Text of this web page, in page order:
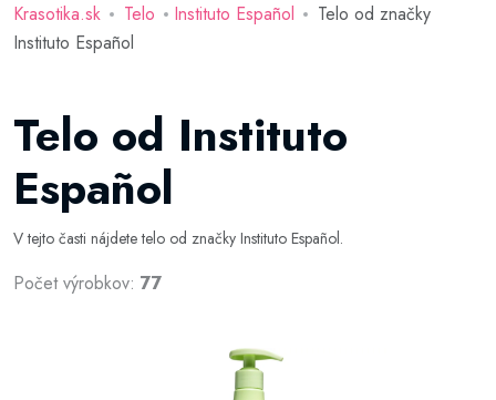
Krasotika.sk Telo Instituto Español
Telo od značky
Instituto Español
Telo od Instituto
Español
V tejto časti nájdete telo od značky Instituto Español.
Počet výrobkov: 77